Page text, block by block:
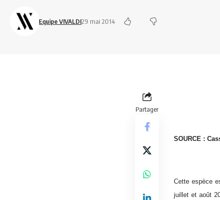
Equipe VIVALDI29 mai 2014
Partager
SOURCE :
Cette espèce
juillet et août